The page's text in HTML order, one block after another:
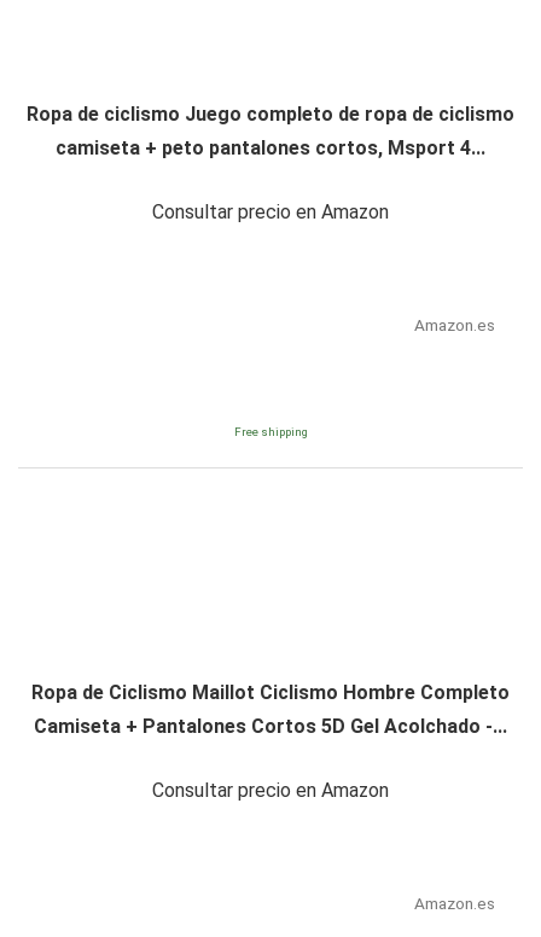
Ropa de ciclismo Juego completo de ropa de ciclismo
camiseta + peto pantalones cortos, Msport 4...
Consultar precio en Amazon
Amazon.es
Free shipping
Ropa de Ciclismo Maillot Ciclismo Hombre Completo
Camiseta + Pantalones Cortos 5D Gel Acolchado -...
Consultar precio en Amazon
Amazon.es